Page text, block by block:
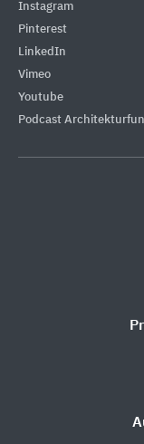
Instagram
Pinterest
LinkedIn
Vimeo
Youtube
Podcast